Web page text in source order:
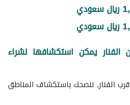
الفنار يمكن استكشافها لشراء
الفنار, ننصحك باستكشاف المناطق